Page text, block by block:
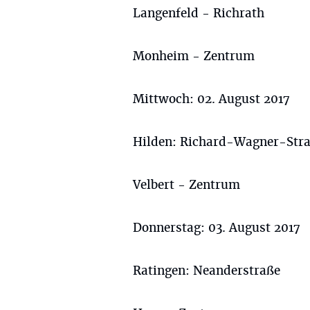
Langenfeld - Richrath
Monheim - Zentrum
Mittwoch: 02. August 2017
Hilden: Richard-Wagner-
Velbert - Zentrum
Donnerstag: 03. August 2017
Ratingen: Neanderstraße